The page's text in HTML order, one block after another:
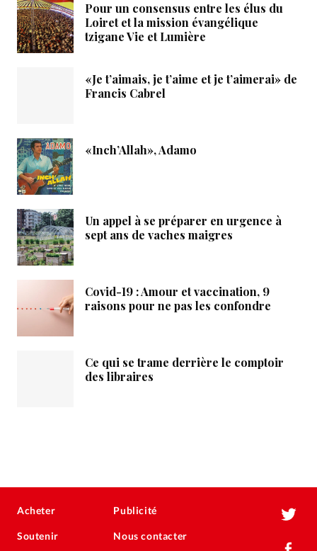
Pour un consensus entre les élus du
Loiret et la mission évangélique
tzigane Vie et Lumière
«Je t’aimais, je t’aime et je t’aimerai» de
Francis Cabrel
«Inch’Allah», Adamo
Un appel à se préparer en urgence à
sept ans de vaches maigres
Covid-19 : Amour et vaccination, 9
raisons pour ne pas les confondre
Ce qui se trame derrière le comptoir
des libraires
Acheter
Soutenir
Publicité
Nous contacter